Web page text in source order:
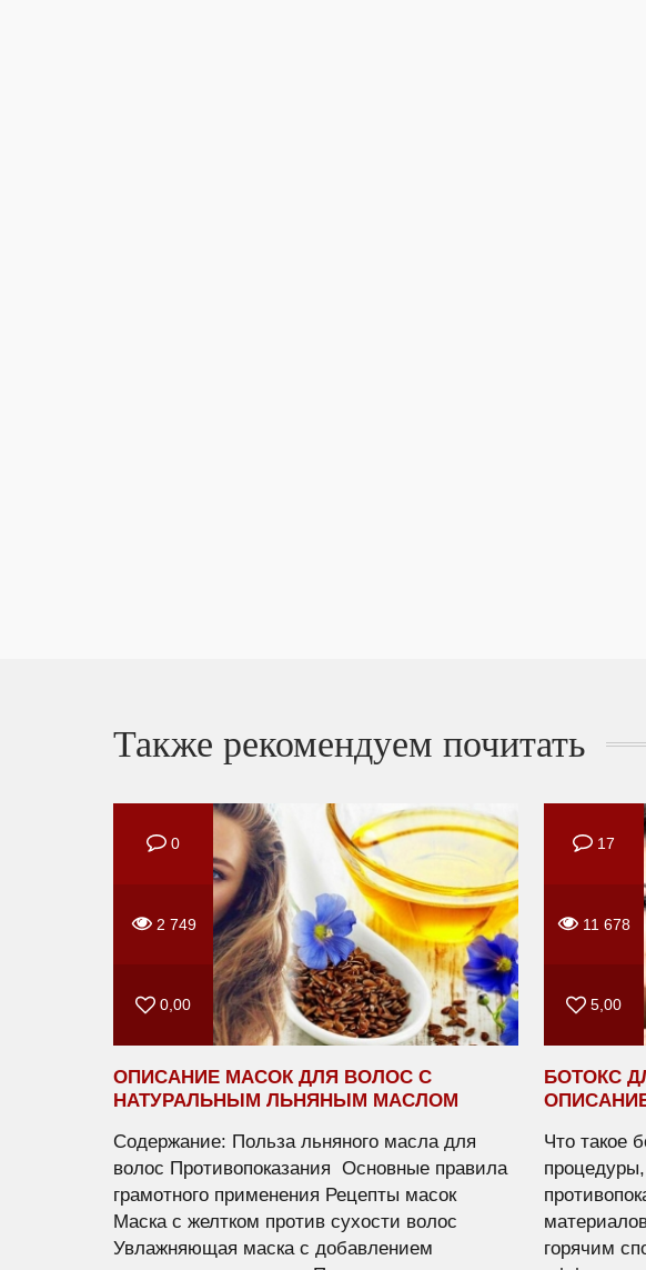
Также рекомендуем почитать
0
2 749
0,00
ОПИСАНИЕ МАСОК ДЛЯ ВОЛОС С
НАТУРАЛЬНЫМ ЛЬНЯНЫМ МАСЛОМ
Содержание: Польза льняного масла для
волос Противопоказания Основные правила
грамотного применения Рецепты масок
Маска с желтком против сухости волос
Увлажняющая маска с добавлением
17
11 678
5,00
БОТОКС
Что такое
горячим